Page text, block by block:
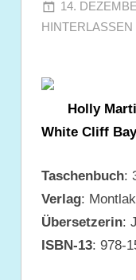
14.
HINTERLASSEN
Holly
White Cliff Bay
Taschenbuch:
Verlag:
Übersetzerin:
ISBN-13: 978-